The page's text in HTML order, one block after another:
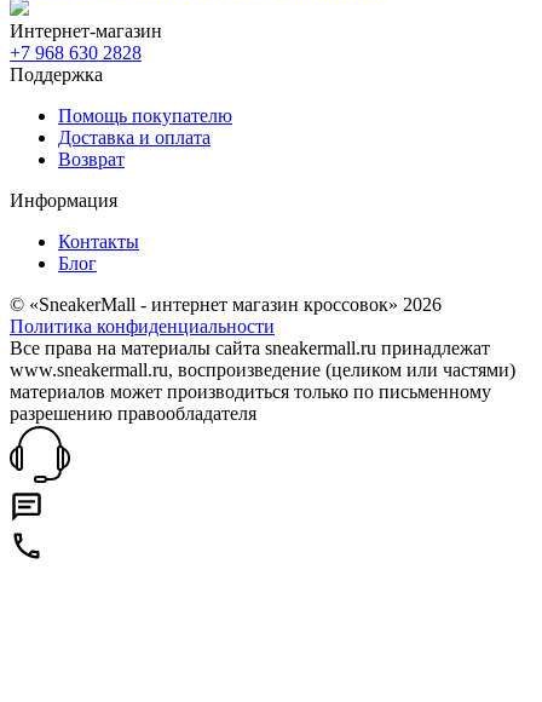
Интернет-магазин
+7 968 630 2828
Поддержка
Помощь покупателю
Доставка и оплата
Возврат
Информация
Контакты
Блог
© «SneakerMall - интернет магазин кроссовок» 2026
Политика конфиденциальности
Все права на материалы сайта sneakermall.ru принадлежат
www.sneakermall.ru, воспроизведение (целиком или частями)
материалов может производиться только по письменному
разрешению правообладателя